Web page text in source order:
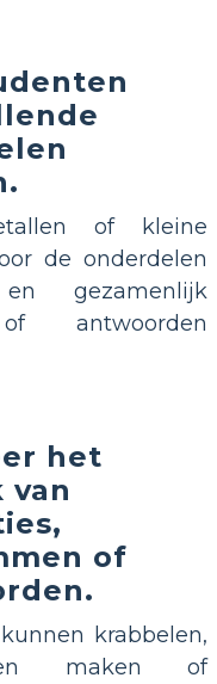
of kleine
de onderdelen
gezamenlijk
antwoorden
het
van
of
krabbelen,
maken of